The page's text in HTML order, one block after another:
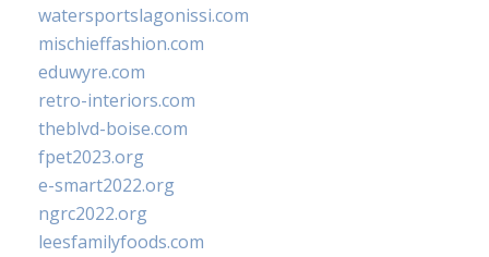
watersportslagonissi.com
mischieffashion.com
eduwyre.com
retro-interiors.com
theblvd-boise.com
fpet2023.org
e-smart2022.org
ngrc2022.org
leesfamilyfoods.com